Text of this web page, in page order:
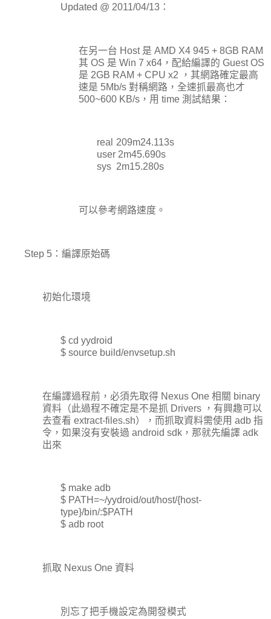
Updated @ 2011/04/13：
在另一台 Host 是 AMD X4 945 + 8GB RAM
其 OS 是 Win 7 x64，配給編譯的 Guest OS
是 2GB RAM + CPU x2 ，其網路確定最高
速是 5Mb/s 對稱網路，全速抓最高也才
500~600 KB/s，用 time 測試結果：
real
	2
09m24.113s
user 2m45.690s
sys 2m15.280s
可以參考網路速度。
Step 5：編譯原始碼
初始化環境
$ cd yydroid
$ source build/envsetup.sh
在編譯過程前，必須先取得 Nexus One 相關 binary
資料（此過程不確定是不是抓 Drivers ，有興趣可以
去查看 extract-files.sh），而抓取資料需使用 adb 指
令，如果沒有安裝過 android sdk，那就先編譯 adk
出來
$ make adb
$ PATH=~/yydroid/out/host/{host-
type}/bin/:$PATH
$ adb root
抓取 Nexus One 資料
別忘了把手機設定為開發模式